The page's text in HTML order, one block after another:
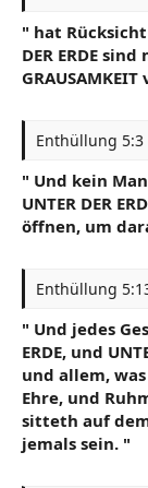
" hat Rücksicht
DER ERDE
Enthüllung 5:3
" Und kein
UNTER DER
öffnen, um
Enthüllung
" Und jedes
ERDE, und
und allem,
Ehre, und
sitteth auf
jemals sein. "